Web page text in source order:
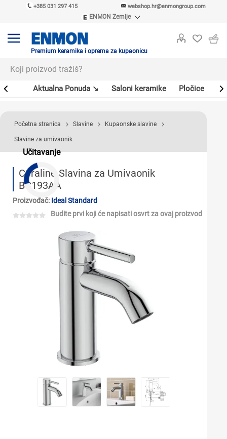
+385 031 297 415 webshop.hr@enmongroup.com
ENMON Zemlje
ENMON MKD
Premium keramika i oprema za kupaonicu
Aktualna Ponuda ↘ Saloni keramike Pločice
Učitavanje
Početna stranica Slavine Kupaonske slavine
Slavine za umivaonik
Ceraline Slavina za Umivaonik
BC193AA
Proizvođač: Ideal Standard
Budite prvi koji će napisati osvrt za ovaj proizvod